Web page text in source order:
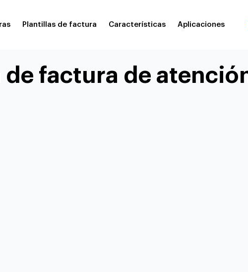
Plantillas de factura Características Aplicaciones
de factura de